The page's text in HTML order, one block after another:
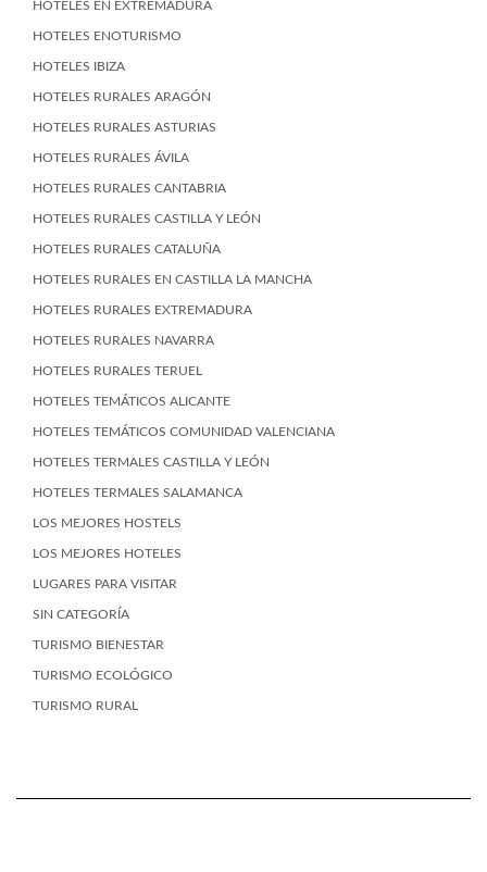
HOTELES EN EXTREMADURA
HOTELES ENOTURISMO
HOTELES IBIZA
HOTELES RURALES ARAGÓN
HOTELES RURALES ASTURIAS
HOTELES RURALES ÁVILA
HOTELES RURALES CANTABRIA
HOTELES RURALES CASTILLA Y LEÓN
HOTELES RURALES CATALUÑA
HOTELES RURALES EN CASTILLA LA MANCHA
HOTELES RURALES EXTREMADURA
HOTELES RURALES NAVARRA
HOTELES RURALES TERUEL
HOTELES TEMÁTICOS ALICANTE
HOTELES TEMÁTICOS COMUNIDAD VALENCIANA
HOTELES TERMALES CASTILLA Y LEÓN
HOTELES TERMALES SALAMANCA
LOS MEJORES HOSTELS
LOS MEJORES HOTELES
LUGARES PARA VISITAR
SIN CATEGORÍA
TURISMO BIENESTAR
TURISMO ECOLÓGICO
TURISMO RURAL